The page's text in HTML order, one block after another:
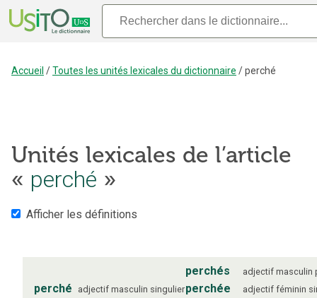
Accueil /Toutes les unités lexicales du dictionnaire /perché
Unités lexicales de l’article
« perché »
Afficher les définitions
perché adjectif masculin singulier
perchés adjectif masculin
perchée adjectif féminin